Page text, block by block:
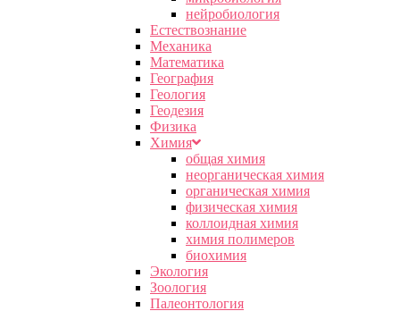
нейробиология
Естествознание
Механика
Математика
География
Геология
Геодезия
Физика
Химия
общая химия
неорганическая химия
органическая химия
физическая химия
коллоидная химия
химия полимеров
биохимия
Экология
Зоология
Палеонтология